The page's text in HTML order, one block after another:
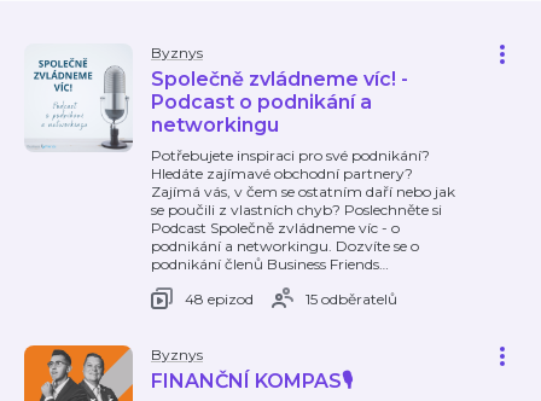
Byznys
Společně zvládneme víc! -
Podcast o podnikání a
networkingu
Potřebujete inspiraci pro své podnikání?
Hledáte zajímavé obchodní partnery?
Zajímá vás, v čem se ostatním daří nebo jak
se poučili z vlastních chyb? Poslechněte si
Podcast Společně zvládneme víc - o
podnikání a networkingu. Dozvíte se o
podnikání členů Business Friends…
48 epizod
15 odběratelů
Byznys
FINANČNÍ KOMPAS🎙️